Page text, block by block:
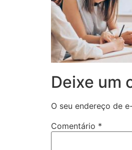
Deixe um
O seu endereço de
Comentário *